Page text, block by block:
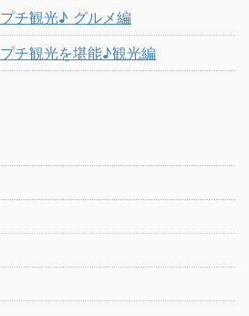
チ観光♪ グルメ編
チ観光を堪能♪観光編